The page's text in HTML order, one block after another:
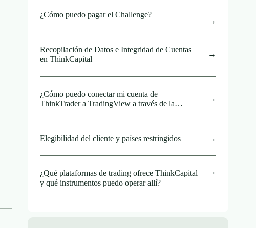
¿Cómo puedo pagar el Challenge?
Recopilación de Datos e Integridad de Cuentas
en ThinkCapital
¿Cómo puedo conectar mi cuenta de
ThinkTrader a TradingView a través de la
Elegibilidad del cliente y países restringidos
¿Qué plataformas de trading ofrece ThinkCapital
y qué instrumentos puedo operar allí?